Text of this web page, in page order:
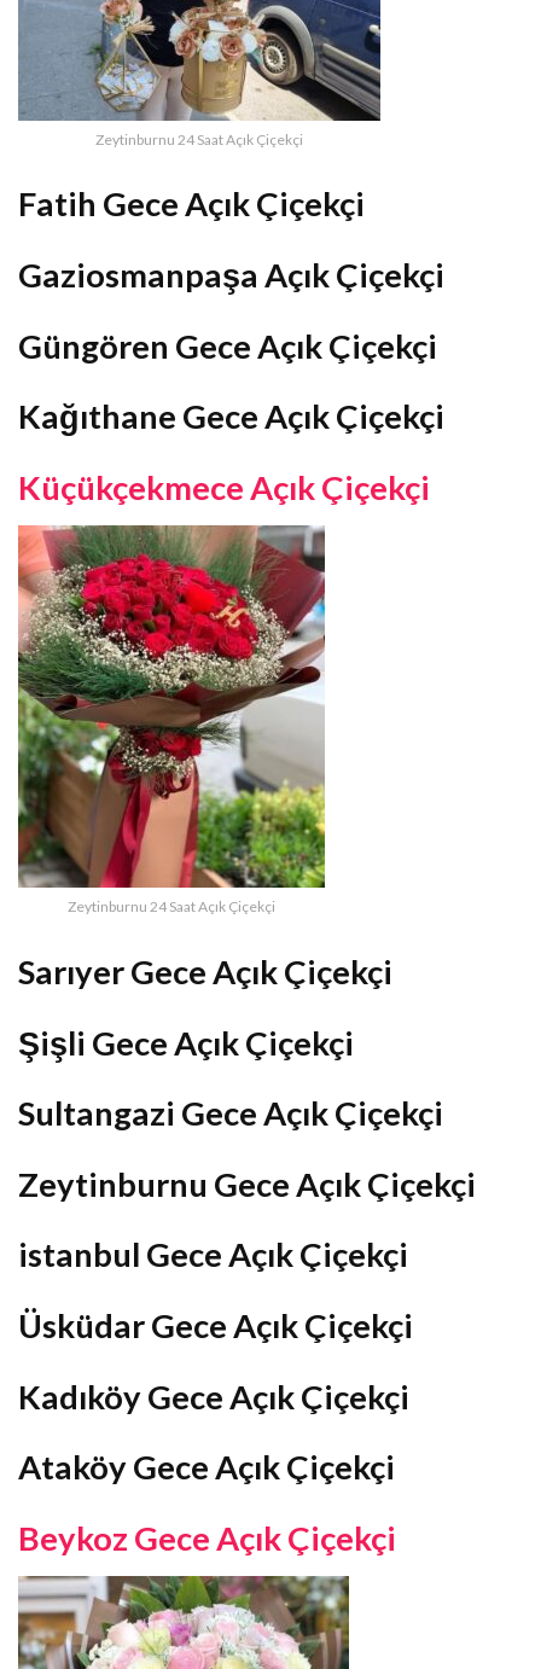
Zeytinburnu 24 Saat Açık Çiçekçi
Fatih Gece Açık Çiçekçi
Gaziosmanpaşa Açık Çiçekçi
Güngören Gece Açık Çiçekçi
Kağıthane Gece Açık Çiçekçi
Küçükçekmece Açık Çiçekçi
Zeytinburnu 24 Saat Açık Çiçekçi
Sarıyer Gece Açık Çiçekçi
Şişli Gece Açık Çiçekçi
Sultangazi Gece Açık Çiçekçi
Zeytinburnu Gece Açık Çiçekçi
istanbul Gece Açık Çiçekçi
Üsküdar Gece Açık Çiçekçi
Kadıköy Gece Açık Çiçekçi
Ataköy Gece Açık Çiçekçi
Beykoz Gece Açık Çiçekçi